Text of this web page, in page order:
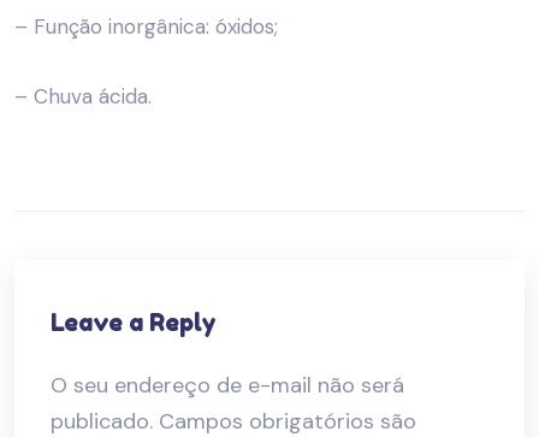
– Função inorgânica: óxidos;
– Chuva ácida.
Leave a Reply
O seu endereço de e-mail não será
publicado. Campos obrigatórios são